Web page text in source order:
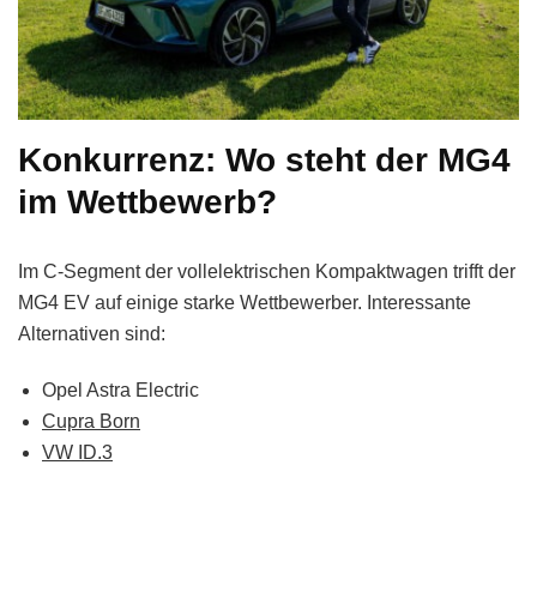
Konkurrenz: Wo steht der MG4
im Wettbewerb?
Im C-Segment der vollelektrischen Kompaktwagen trifft der
MG4 EV auf einige starke Wettbewerber. Interessante
Alternativen sind:
Opel Astra Electric
Cupra Born
VW ID.3